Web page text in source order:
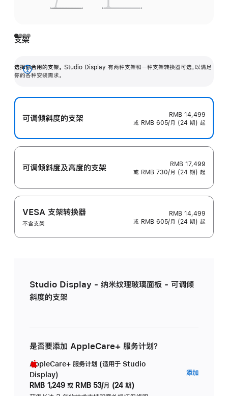
支架
选择你合用的支架。 Studio Display 有两种支架和一种支架转换器可选，以满足
你的各种安装需求。
展
可调倾斜度的支架
RMB 14,499
或 RMB 605/月 (24 期) 起
可调倾斜度及高‍度的支‍架
RMB 17,499
或 RMB 730/月 (24 期) 起
VESA 支架转换器
不含支架
RMB 14,499
或 RMB 605/月 (24 期) 起
Studio Display - 纳米纹理玻璃面板 - 可调倾
斜度的支架
是否要添加 AppleCare+ 服务计划？
AppleCare+ 服务计划 (适用于 Studio
Display)
RMB 1,249 或 RMB 53/月 (24 期)
添加